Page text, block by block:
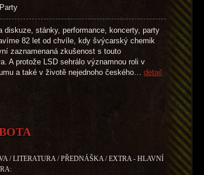
diskuze, stánky, performance, koncerty, party
82 let od chvíle, kdy švýcarský chemik
zaznamenaná zkušenost s touto
A protože LSD sehrálo významnou roli v
a také v životě nejednoho českého… detail
/ LITERATURA / PŘEDNÁŠKA / EXTRA - HLAVNÍ